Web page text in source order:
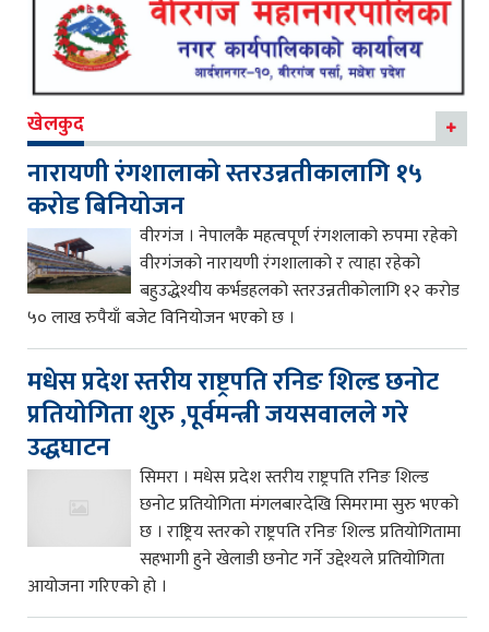
खेलकुद
नारायणी रंगशालाको स्तरउन्नतीकालागि १५
करोड बिनियोजन
वीरगंज । नेपालकै महत्वपूर्ण रंगशलाको रुपमा रहेको
वीरगंजको नारायणी रंगशालाको र त्याहा रहेको
बहुउद्धेश्यीय कर्भडहलको स्तरउन्नतीकोलागि १२ करोड
५० लाख रुपैयाँ बजेट विनियोजन भएको छ ।
मधेस प्रदेश स्तरीय राष्ट्रपति रनिङ शिल्ड छनोट
प्रतियोगिता शुरु ,पूर्वमन्त्री जयसवालले गरे
उद्धघाटन
सिमरा । मधेस प्रदेश स्तरीय राष्ट्रपति रनिङ शिल्ड
छनोट प्रतियोगिता मंगलबारदेखि सिमरामा सुरु भएको
छ । राष्ट्रिय स्तरको राष्ट्रपति रनिङ शिल्ड प्रतियोगितामा
सहभागी हुने खेलाडी छनोट गर्ने उद्देश्यले प्रतियोगिता
आयोजना गरिएको हो ।